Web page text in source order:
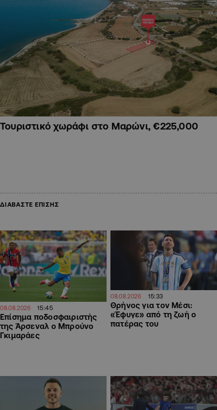
Τουριστικό χωράφι στο Μαρώνι, €225,000
ΔΙΑΒΑΣΤΕ ΕΠΙΣΗΣ
08.08.2026 15:45
Επίσημα ποδοσφαιριστής
της Άρσεναλ ο Μπρούνο
Γκιμαράες
08.08.2026 15:33
Θρήνος για τον Μέσι:
«Έφυγε» από τη ζωή ο
πατέρας του